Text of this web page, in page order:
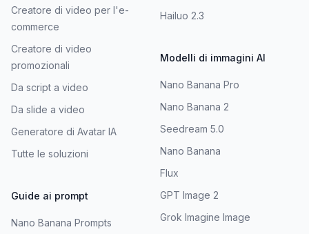
Creatore di video per l'e-
commerce
Creatore di video
promozionali
Da script a video
Da slide a video
Generatore di Avatar IA
Tutte le soluzioni
Guide ai prompt
Nano Banana Prompts
Hailuo 2.3
Modelli di immagini AI
Nano Banana Pro
Nano Banana 2
Seedream 5.0
Nano Banana
Flux
GPT Image 2
Grok Imagine Image